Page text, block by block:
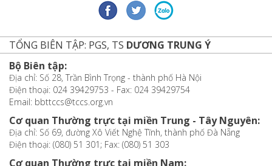
TỔNG BIÊN TẬP: PGS, TS DƯƠNG TRUNG Ý
Bộ Biên tập:
Địa chỉ: Số 28, Trần Bình Trọng - thành phố Hà Nội
Điện thoại: 024 39429753 - Fax: 024 39429754
Email: bbttccs@tccs.org.vn
Cơ quan Thường trực tại miền Trung - Tây Nguyên:
Địa chỉ: Số 69, đường Xô Viết Nghệ Tĩnh, thành phố Đà Nẵng
Điện thoại: (080) 51 301; Fax: (080) 51 303
Cơ quan Thường trực tại miền Nam: